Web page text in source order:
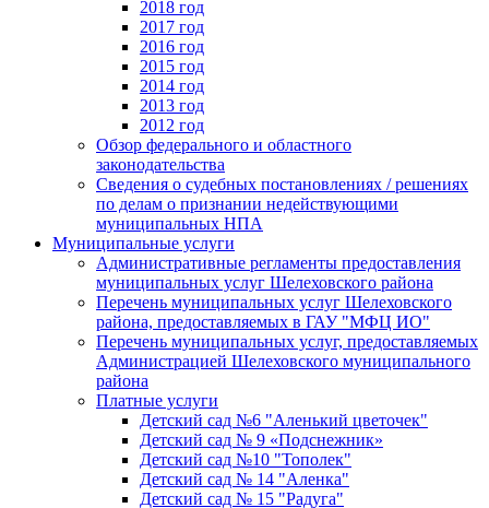
2018 год
2017 год
2016 год
2015 год
2014 год
2013 год
2012 год
Обзор федерального и областного
законодательства
Сведения о судебных постановлениях / решениях
по делам о признании недействующими
муниципальных НПА
Муниципальные услуги
Административные регламенты предоставления
муниципальных услуг Шелеховского района
Перечень муниципальных услуг Шелеховского
района, предоставляемых в ГАУ "МФЦ ИО"
Перечень муниципальных услуг, предоставляемых
Администрацией Шелеховского муниципального
района
Платные услуги
Детский сад №6 "Аленький цветочек"
Детский сад № 9 «Подснежник»
Детский сад №10 "Тополек"
Детский сад № 14 "Аленка"
Детский сад № 15 "Радуга"